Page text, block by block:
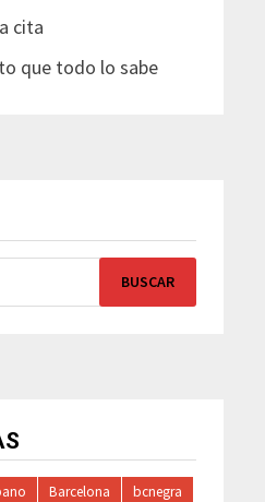
cita
que todo lo sabe
Barcelona
bcnegra